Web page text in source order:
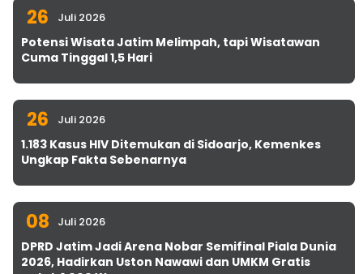
26 Juli 2026
Potensi Wisata Jatim Melimpah, tapi Wisatawan
Cuma Tinggal 1,5 Hari
26 Juli 2026
1.183 Kasus HIV Ditemukan di Sidoarjo, Kemenkes
Ungkap Fakta Sebenarnya
08 Juli 2026
DPRD Jatim Jadi Arena Nobar Semifinal Piala Dunia
2026, Hadirkan Uston Nawawi dan UMKM Gratis